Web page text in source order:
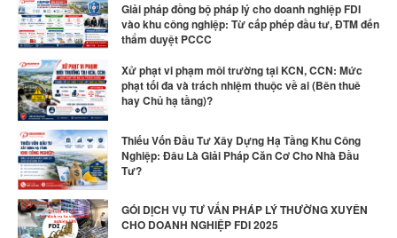
Giải pháp đồng bộ pháp lý cho doanh nghiệp FDI
vào khu công nghiệp: Từ cấp phép đầu tư, ĐTM đến
thẩm duyệt PCCC
Xử phạt vi phạm môi trường tại KCN, CCN: Mức
phạt tối đa và trách nhiệm thuộc về ai (Bên thuê
hay Chủ hạ tầng)?
Thiếu Vốn Đầu Tư Xây Dựng Hạ Tầng Khu Công
Nghiệp: Đâu Là Giải Pháp Căn Cơ Cho Nhà Đầu
Tư?
GÓI DỊCH VỤ TƯ VẤN PHÁP LÝ THƯỜNG XUYÊN
CHO DOANH NGHIỆP FDI 2025